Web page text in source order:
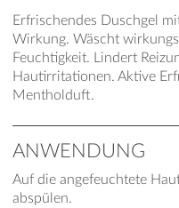
Erfrischendes Duschgel
Wirkung. Wäscht
Feuchtigkeit. Lindert
Hautirritationen. Aktive
Mentholduft.
ANWENDUNG
Auf die angefeuchtete
abspülen.